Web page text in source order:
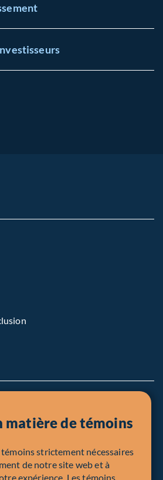
témoins
des États-Unis
matière de témoins
strictement nécessaires
de notre site web et à
expérience. Les témoins